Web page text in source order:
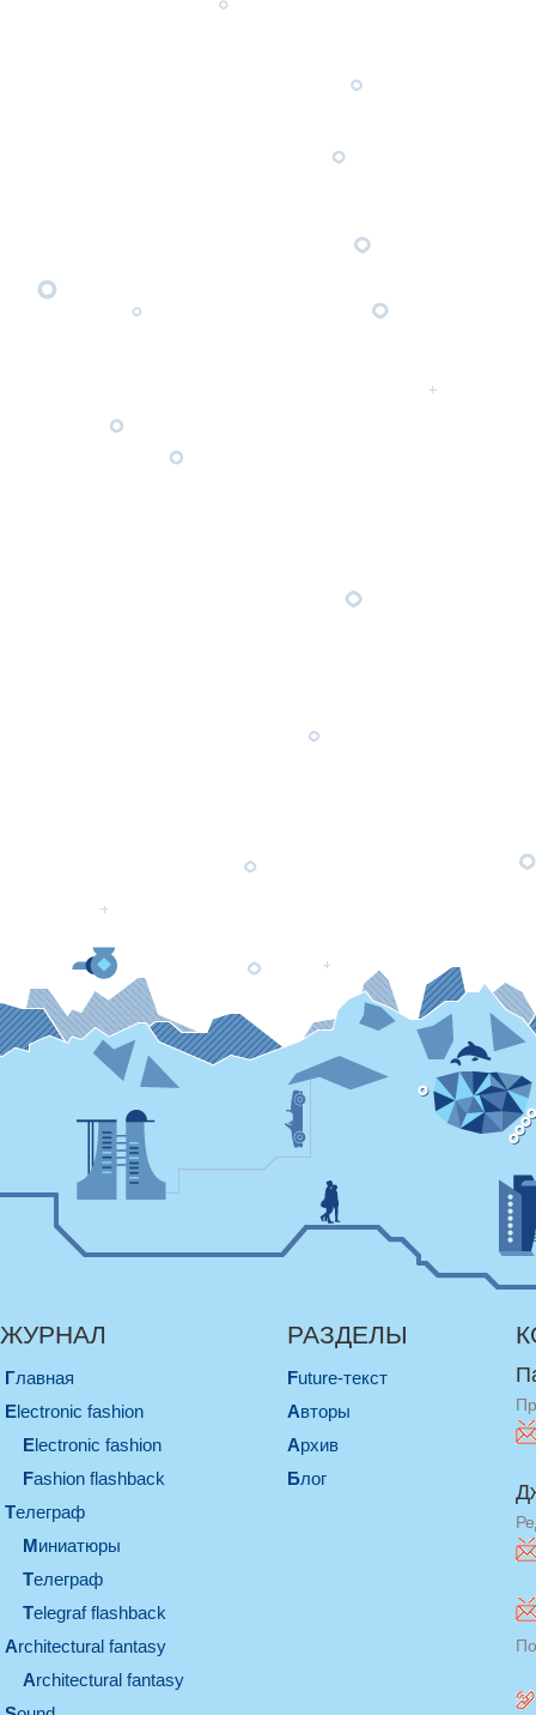
ЖУРНАЛ
Главная
electronic fashion
electronic fashion
Fashion flashback
телеграф
миниатюры
телеграф
Telegraf flashback
architectural fantasy
architectural fantasy
РАЗДЕЛЫ
Future-текст
Авторы
Архив
Блог